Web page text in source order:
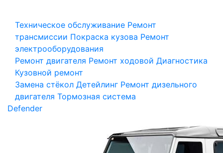
Техническое обслуживание Ремонт
трансмиссии Покраска кузова Ремонт
электрооборудования
Ремонт двигателя Ремонт ходовой Диагностика
Кузовной ремонт
Замена стёкол Детейлинг Ремонт дизельного
двигателя Тормозная система
Defender